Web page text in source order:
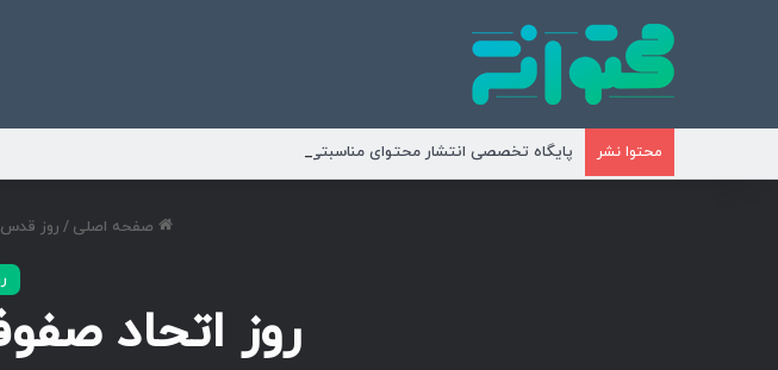
محتوا نشر پایگاه تخصصی انتشار محتوای مناسبتی و موضوعی
صفحه اصلی / روز قدس
روز اتحاد